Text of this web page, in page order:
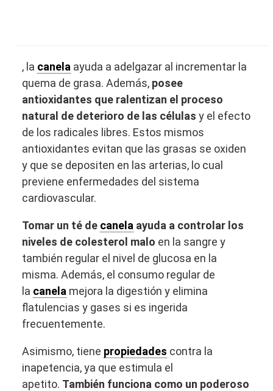
, la canela ayuda a adelgazar al incrementar la
quema de grasa. Además,posee
antioxidantes que ralentizan el proceso
natural de deterioro de las células y el efecto
de los radicales libres. Estos mismos
antioxidantes evitan que las grasas se oxiden
y que se depositen en las arterias, lo cual
previene enfermedades del sistema
cardiovascular.
Tomar un té de canela ayuda a controlar los
niveles de colesterol malo en la sangre y
también regular el nivel de glucosa en la
misma. Además, el consumo regular de
la canela mejora la digestión y elimina
flatulencias y gases si es ingerida
frecuentemente.
Asimismo, tiene propiedades contra la
inapetencia, ya que estimula el
apetito. También funciona como un poderoso